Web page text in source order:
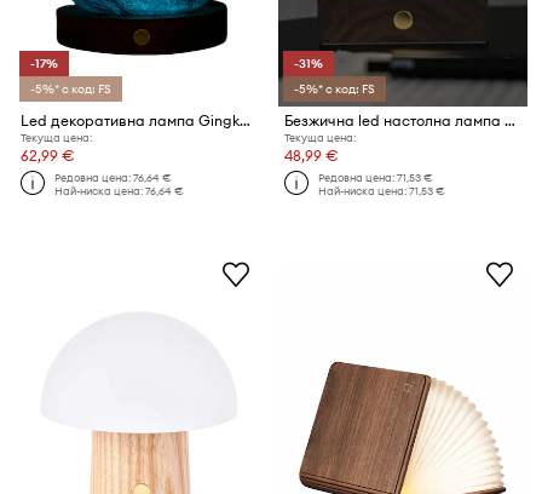
-17%
-5%* с код: FS
Led декоративна лампа Gingko Design AstraGlass Light L/12 x 12 x 13 cm
Текуща цена:
62,99 €
Редовна цена:76,64 €
Най-ниска цена:76,64 €
-31%
-5%* с код: FS
Безжична led настолна лампа Gingko Design Amber Crystal Light 9,5 x 8 cm
Текуща цена:
48,99 €
Редовна цена:71,53 €
Най-ниска цена:71,53 €